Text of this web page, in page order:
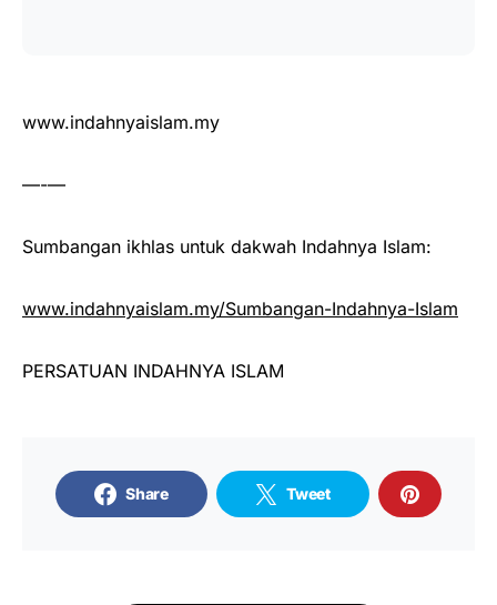
www.indahnyaislam.my
—-—
Sumbangan ikhlas untuk dakwah Indahnya Islam:
www.indahnyaislam.my/Sumbangan-Indahnya-Islam
PERSATUAN INDAHNYA ISLAM
Share Tweet